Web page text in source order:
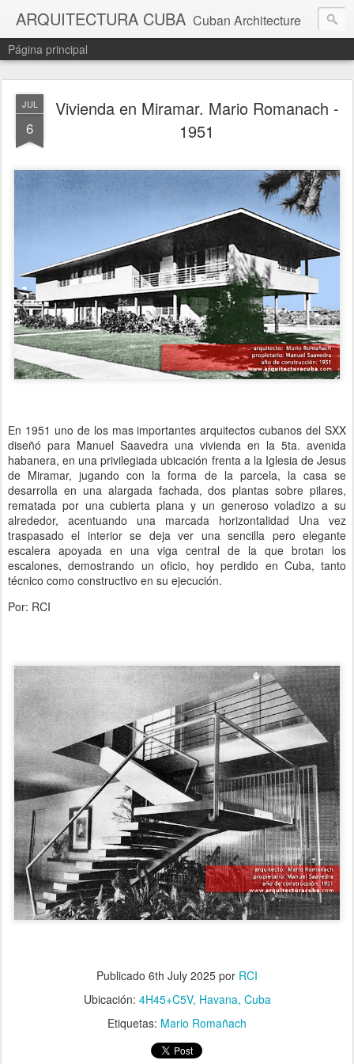
ARQUITECTURA CUBA Cuban Architecture
Página principal
JUL
6
Vivienda en Miramar. Mario Romanach -
1951
En 1951 uno de los mas importantes arquitectos cubanos del SXX
diseñó para Manuel Saavedra una vivienda en la 5ta. avenida
habanera, en una privilegiada ubicación frenta a la Iglesia de Jesus
de Miramar, jugando con la forma de la parcela, la casa se
desarrolla en una alargada fachada, dos plantas sobre pilares,
rematada por una cubierta plana y un generoso voladizo a su
alrededor, acentuando una marcada horizontalidad Una vez
traspasado el interior se deja ver una sencilla pero elegante
escalera apoyada en una viga central de la que brotan los
escalones, demostrando un oficio, hoy perdido en Cuba, tanto
técnico como constructivo en su ejecución.
Por: RCI
Publicado 6th July 2025 por RCI
Ubicación: 4H45+C5V, Havana, Cuba
Etiquetas: Mario Romañach